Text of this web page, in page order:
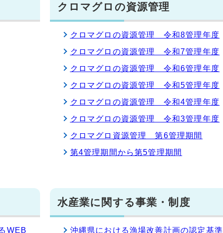
クロマグロの資源管理
クロマグロの資源管理 令和8管理年度
クロマグロの資源管理 令和7管理年度
クロマグロの資源管理 令和6管理年度
クロマグロの資源管理 令和5管理年度
クロマグロの資源管理 令和4管理年度
クロマグロの資源管理 令和3管理年度
クロマグロ資源管理 第6管理期間
第4管理期間から第5管理期間
WEB
水産業に関する事業・制度
沖縄県における漁場改善計画の認定基準